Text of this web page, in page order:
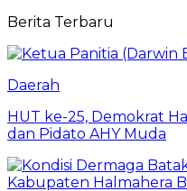
Berita Terbaru
Daerah
HUT ke-25, Demokrat
dan Pidato AHY Muda